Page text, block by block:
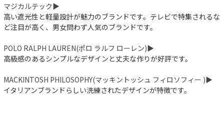
マジカルテック▶︎
高い遮光性と軽量設計が魅力のブランドです。テレビで特集されるな
ど注目が高く、男女問わず人気のブランドです。
POLO RALPH LAUREN(ポロ ラルフ ローレン)▶︎
高級感のあるシンプルなデザインと丈夫な作りが好評です。
MACKINTOSH PHILOSOPHY(マッキントッシュ フィロソフィー )▶︎
イタリアンブランドらしい洗練されたデザインが特徴です。